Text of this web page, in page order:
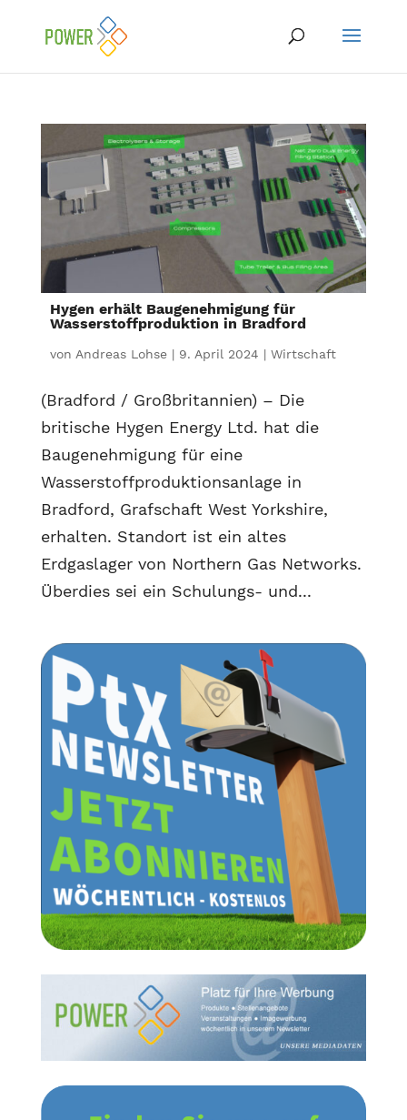
Hygen erhält Baugenehmigung für
Wasserstoffproduktion in Bradford
von Andreas Lohse| 9. April 2024 | Wirtschaft
(Bradford / Großbritannien) – Die
britische Hygen Energy Ltd. hat die
Baugenehmigung für eine
Wasserstoffproduktionsanlage in
Bradford, Grafschaft West Yorkshire,
erhalten. Standort ist ein altes
Erdgaslager von Northern Gas Networks.
Überdies sei ein Schulungs- und...